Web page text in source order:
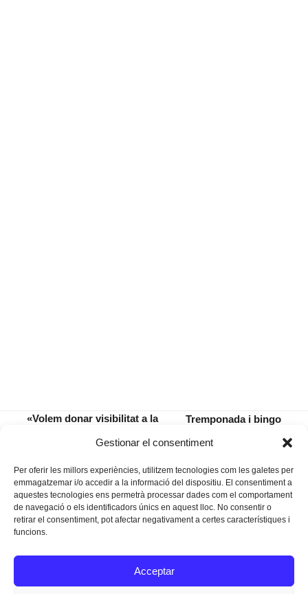
Gestionar el consentiment
Per oferir les millors experiències, utilitzem tecnologies com les galetes per
emmagatzemar i/o accedir a la informació del dispositiu. El consentiment a
aquestes tecnologies ens permetrà processar dades com el comportament
de navegació o els identificadors únics en aquest lloc. No consentir o
retirar el consentiment, pot afectar negativament a certes característiques i
funcions.
Acceptar
«Volem donar visibilitat a la
recaptació per a l’entitat»
next
Tremponada i bingo
Santa Catalina
Instagram
Facebook
Twitter
Texts Legals